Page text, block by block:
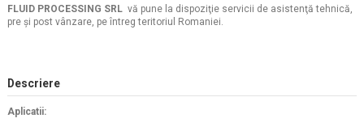
FLUID PROCESSING SRL vă pune la dispoziţie servicii de asistenţă tehnică,
pre şi post vânzare, pe întreg teritoriul Romaniei.
Descriere
Aplicatii: